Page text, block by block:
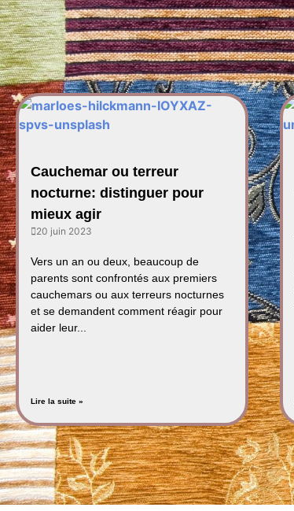
Cauchemar ou terreur
nocturne: distinguer pour
mieux agir
20 juin 2023
Vers un an ou deux, beaucoup de
parents sont confrontés aux premiers
cauchemars ou aux terreurs nocturnes
et se demandent comment réagir pour
aider leur...
Lire la suite »